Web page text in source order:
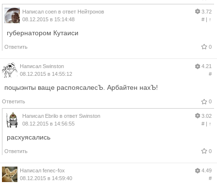
Написал coen в ответ Нейтронов
08.12.2015 в 15:14:48
3.72
#| ↑
губернатором Кутаиси
Ответить 0
Написал Swinston
08.12.2015 в 14:55:12
4.21
#
поцыэнты ваще распоясалесЪ. Арбайтен нахЪ!
Ответить 0
Написал Ebrilo в ответ Swinston
08.12.2015 в 14:56:55
3.02
#| ↑
расхуясались
Ответить 0
Написал fenec-fox
08.12.2015 в 14:59:40
4.49
#